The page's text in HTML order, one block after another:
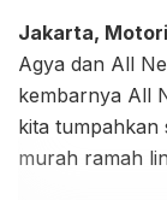
Jakarta,
Agya dan All
kembarnya All
kita tumpahkan
murah ramah